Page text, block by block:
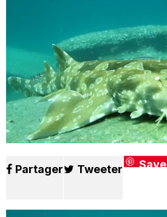
Partager Tweeter Save